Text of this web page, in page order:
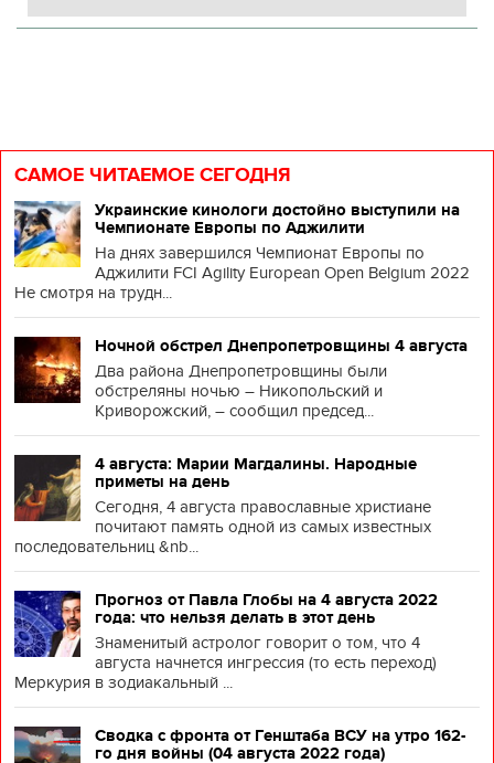
САМОЕ ЧИТАЕМОЕ СЕГОДНЯ
Украинские кинологи достойно выступили на
Чемпионате Европы по Аджилити
На днях завершился Чемпионат Европы по
Аджилити FCI Agility European Open Belgium 2022
Не смотря на трудн...
Ночной обстрел Днепропетровщины 4 августа
Два района Днепропетровщины были
обстреляны ночью – Никопольский и
Криворожский, – сообщил председ...
4 августа: Марии Магдалины. Народные
приметы на день
Сегодня, 4 августа православные христиане
почитают память одной из самых известных
последовательниц &nb...
Прогноз от Павла Глобы на 4 августа 2022
года: что нельзя делать в этот день
Знаменитый астролог говорит о том, что 4
августа начнется ингрессия (то есть переход)
Меркурия в зодиакальный ...
Сводка с фронта от Генштаба ВСУ на утро 162-
го дня войны (04 августа 2022 года)